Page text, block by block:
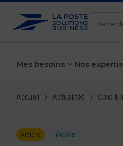
Mes besoins voir le sous-
Nos
Fil d'Ariane
Accueil Actualités Colis &
Article #colis